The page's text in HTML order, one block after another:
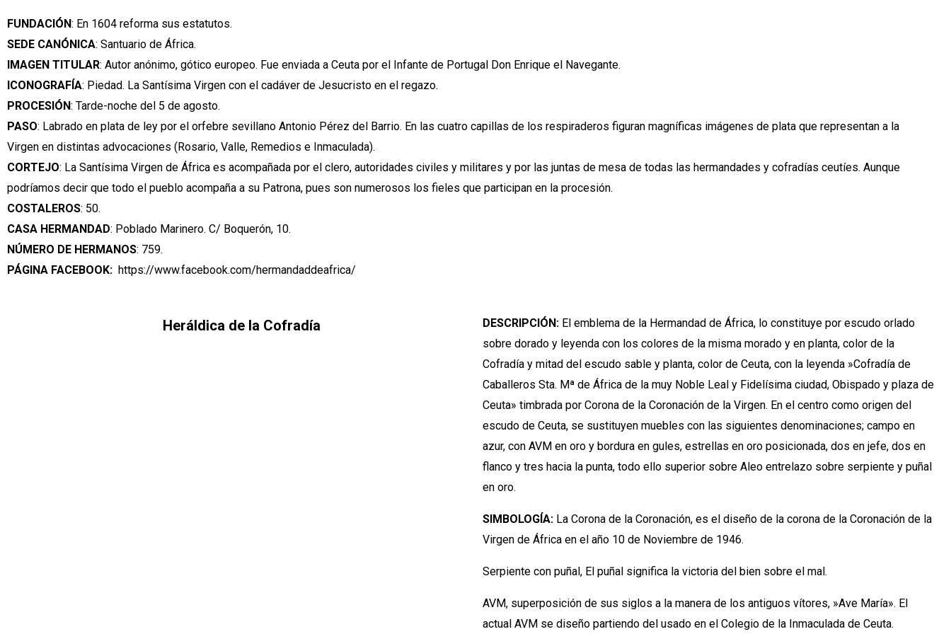
FUNDACIÓN: En 1604 reforma sus estatutos.
SEDE CANÓNICA: Santuario de África.
IMAGEN TITULAR: Autor anónimo, gótico europeo. Fue enviada a Ceuta por el Infante de Portugal Don Enrique el Navegante.
ICONOGRAFÍA: Piedad. La Santísima Virgen con el cadáver de Jesucristo en el regazo.
PROCESIÓN: Tarde-noche del 5 de agosto.
PASO: Labrado en plata de ley por el orfebre sevillano Antonio Pérez del Barrio. En las cuatro capillas de los respiraderos figuran magníficas imágenes de plata que representan a la
Virgen en distintas advocaciones (Rosario, Valle, Remedios e Inmaculada).
CORTEJO: La Santísima Virgen de África es acompañada por el clero, autoridades civiles y militares y por las juntas de mesa de todas las hermandades y cofradías ceutíes. Aunque
podríamos decir que todo el pueblo acompaña a su Patrona, pues son numerosos los fieles que participan en la procesión.
COSTALEROS: 50.
CASA HERMANDAD: Poblado Marinero. C/ Boquerón, 10.
NÚMERO DE HERMANOS: 759.
PÁGINA FACEBOOK: https://www.facebook.com/hermandaddeafrica/
Heráldica de la Cofradía DESCRIPCIÓN: El emblema de la Hermandad de África, lo constituye por escudo orlado
sobre dorado y leyenda con los colores de la misma morado y en planta, color de la
Cofradía y mitad del escudo sable y planta, color de Ceuta, con la leyenda »Cofradía de
Caballeros Sta. Mª de África de la muy Noble Leal y Fidelísima ciudad, Obispado y plaza de
Ceuta» timbrada por Corona de la Coronación de la Virgen. En el centro como origen del
escudo de Ceuta, se sustituyen muebles con las siguientes denominaciones; campo en
azur, con AVM en oro y bordura en gules, estrellas en oro posicionada, dos en jefe, dos en
flanco y tres hacia la punta, todo ello superior sobre Aleo entrelazo sobre serpiente y puñal
en oro.
SIMBOLOGÍA: La Corona de la Coronación, es el diseño de la corona de la Coronación de la
Virgen de África en el año 10 de Noviembre de 1946.
Serpiente con puñal, El puñal significa la victoria del bien sobre el mal.
AVM, superposición de sus siglos a la manera de los antiguos vítores, »Ave María». El
actual AVM se diseño partiendo del usado en el Colegio de la Inmaculada de Ceuta.